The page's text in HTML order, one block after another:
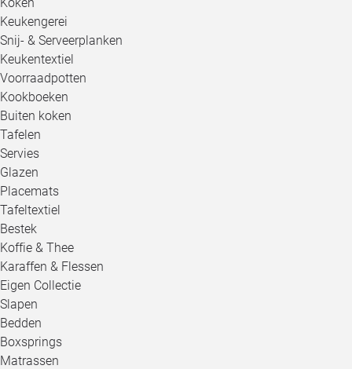
Keukengerei
Snij- & Serveerplanken
Keukentextiel
Voorraadpotten
Kookboeken
Buiten koken
Tafelen
Servies
Glazen
Placemats
Tafeltextiel
Bestek
Koffie & Thee
Karaffen & Flessen
Eigen Collectie
Slapen
Bedden
Boxsprings
Matrassen